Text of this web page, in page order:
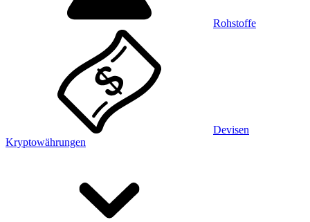
Rohstoffe
Devisen
Kryptowährungen